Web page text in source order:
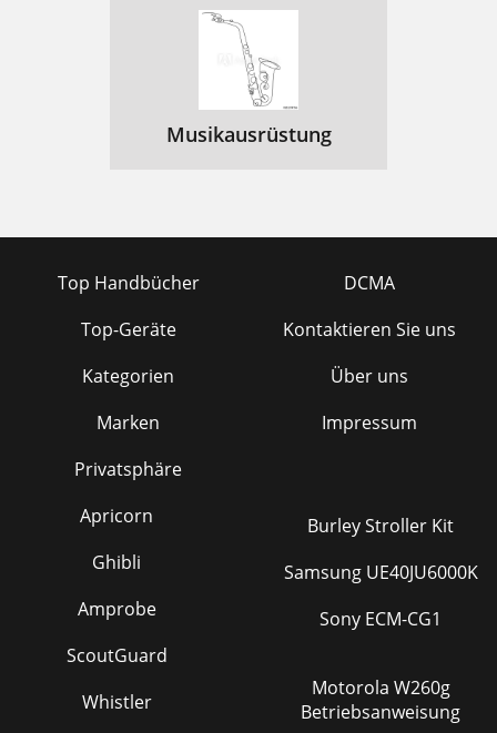
Musikausrüstung
Top Handbücher
Top-Geräte
Kategorien
Marken
Privatsphäre
DCMA
Kontaktieren Sie uns
Über uns
Impressum
Apricorn
Ghibli
Amprobe
ScoutGuard
Whistler
Burley Stroller Kit
Samsung UE40JU6000K
Sony ECM-CG1
Motorola W260g
Betriebsanweisung